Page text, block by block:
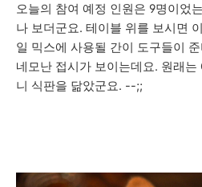
오늘의 참여 예정 인원은 9명이었
나 보더군요. 테이블 위를 보시면
일 믹스에 사용될 간이 도구들이
네모난 접시가 보이는데요. 원래
니 식판을 닮았군요. --;;